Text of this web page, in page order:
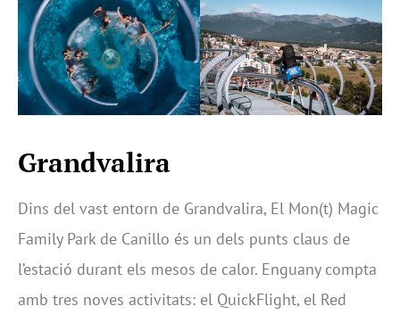
Grandvalira
Dins del vast entorn de Grandvalira, El Mon(t) Magic
Family Park de Canillo és un dels punts claus de
l’estació durant els mesos de calor. Enguany compta
amb tres noves activitats: el QuickFlight, el Red